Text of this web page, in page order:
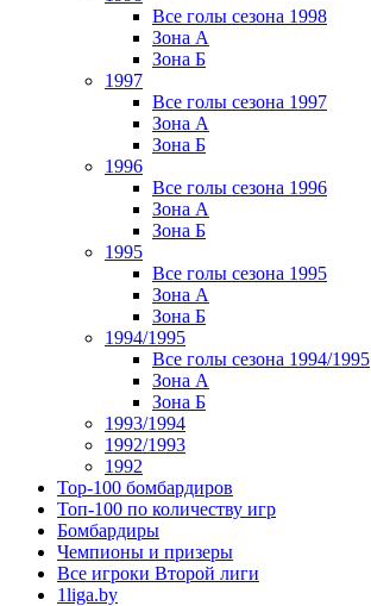
Все голы сезона 1998
Зона А
Зона Б
1997
Все голы сезона 1997
Зона А
Зона Б
1996
Все голы сезона 1996
Зона А
Зона Б
1995
Все голы сезона 1995
Зона А
Зона Б
1994/1995
Все голы сезона 1994/1995
Зона А
Зона Б
1993/1994
1992/1993
1992
Top-100 бомбардиров
Топ-100 по количеству игр
Бомбардиры
Чемпионы и призеры
Все игроки Второй лиги
1liga.by